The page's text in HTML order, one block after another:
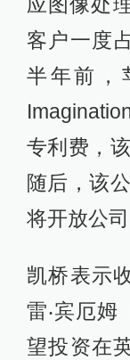
应图像处
客户一度
半年前，
专利费，
随后，该
将开放公
凯桥表示
雷‧宾厄姆
望投资在